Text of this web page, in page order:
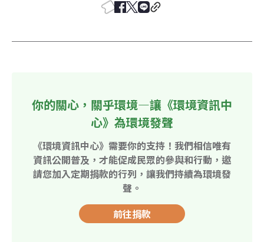
你的關心，關乎環境—讓《環境資訊中
心》為環境發聲
《環境資訊中心》需要你的支持！我們相信唯有
資訊公開普及，才能促成民眾的參與和行動，邀
請您加入定期捐款的行列，讓我們持續為環境發
聲。
前往捐款